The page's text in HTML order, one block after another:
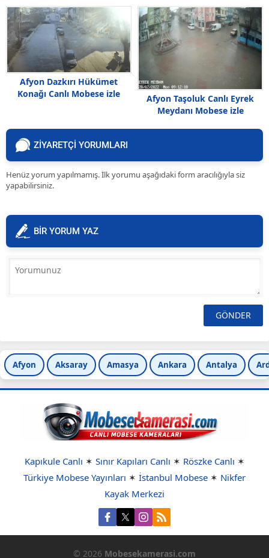
Afyon Dazkırı Hükümet
Konağı Canlı Mobese izle
Afyon Taşoluk Canlı Eyrek
Meydanı Mobese izle
ZİYARETÇİ YORUMLARI
Henüz yorum yapılmamış. İlk yorumu aşağıdaki form aracılığıyla siz
yapabilirsiniz.
BİR YORUM YAZ
Afyon Aksaray Amasya Ankara Antalya
Kapıkule Canlı ✶ Sınır Kapıları Canlı ✶ Röszke Canlı ✶
Türkiye Mobese Yayınları ✶ İstanbul Mobese ✶ Nikfer
Kayak Merkezi
© 2026 Mobesekamerasi.com